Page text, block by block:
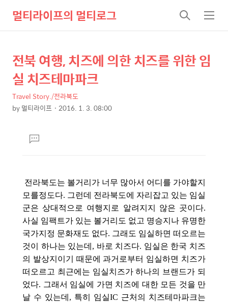
멀티라이프의 멀티로그
검
색
메
뉴
상
세
컨
텐
본
문
제
목
전북 여행, 치즈에 의한 치즈를 위한 임
실 치즈테마파크
Travel Story./전라북도
by멀티라이프 2016. 1. 3. 08:00
댓
글
전라북도는 볼거리가 너무 많아서 어디를 가야할지
모를정도다. 그런데 전라북도에 자리잡고 있는 임실
군은 상대적으로 여행지로 알려지지 않은 곳이다.
사실 임팩트가 있는 볼거리도 없고 명승지나 유명한
국가지정 문화재도 없다. 그래도 임실하면 떠오르는
것이 하나는 있는데, 바로 치즈다. 임실은 한국 치즈
의 발상지이기 때문에 과거로부터 임실하면 치즈가
떠오르고 최근에는 임실치즈가 하나의 브랜드가 되
었다. 그래서 임실에 가면 치즈에 대한 모든 것을 만
날 수 있는데, 특히 임실IC 근처의 치즈테마파크는